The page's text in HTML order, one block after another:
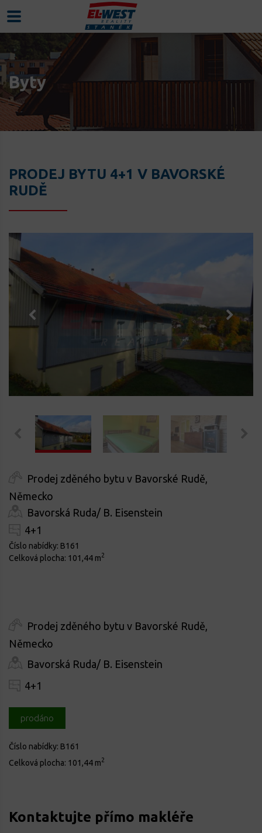
Byty
PRODEJ BYTU 4+1 V BAVORSKÉ
RUDĚ
Prodej zděného bytu v Bavorské Rudě,
Německo
Bavorská Ruda/ B. Eisenstein
4+1
Číslo nabídky: B161
Celková plocha: 101,44 m2
Prodej zděného bytu v Bavorské Rudě,
Německo
Bavorská Ruda/ B. Eisenstein
4+1
prodáno
Číslo nabídky: B161
Celková plocha: 101,44 m2
Kontaktujte přímo makléře